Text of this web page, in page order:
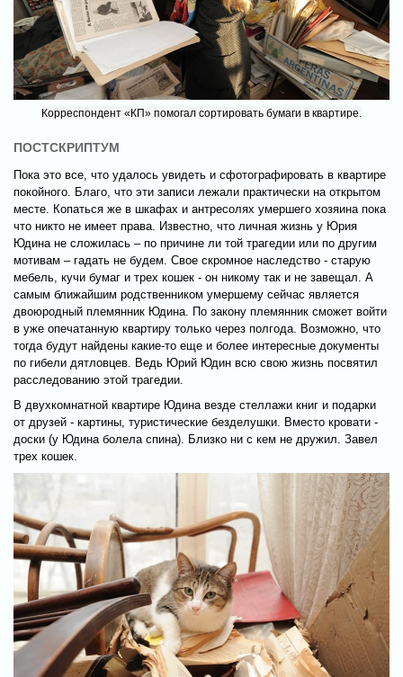
Корреспондент «КП» помогал сортировать бумаги в квартире.
ПОСТСКРИПТУМ
Пока это все, что удалось увидеть и сфотографировать в квартире
покойного. Благо, что эти записи лежали практически на открытом
месте. Копаться же в шкафах и антресолях умершего хозяина пока
что никто не имеет права. Известно, что личная жизнь у Юрия
Юдина не сложилась – по причине ли той трагедии или по другим
мотивам – гадать не будем. Свое скромное наследство - старую
мебель, кучи бумаг и трех кошек - он никому так и не завещал. А
самым ближайшим родственником умершему сейчас является
двоюродный племянник Юдина. По закону племянник сможет войти
в уже опечатанную квартиру только через полгода. Возможно, что
тогда будут найдены какие-то еще и более интересные документы
по гибели дятловцев. Ведь Юрий Юдин всю свою жизнь посвятил
расследованию этой трагедии.
В двухкомнатной квартире Юдина везде стеллажи книг и подарки
от друзей - картины, туристические безделушки. Вместо кровати -
доски (у Юдина болела спина). Близко ни с кем не дружил. Завел
трех кошек.